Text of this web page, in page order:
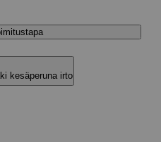
kesäperuna irto